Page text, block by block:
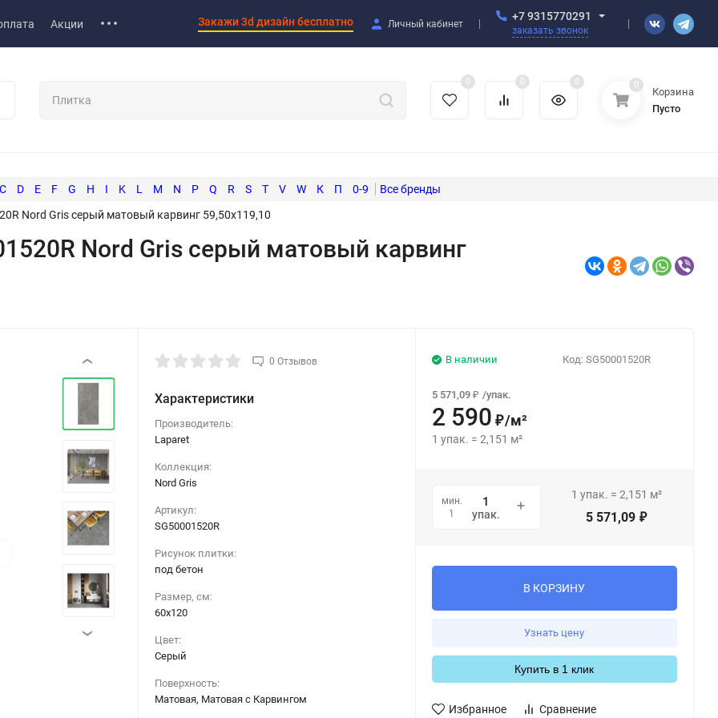
Акции Закажи 3d дизайн бесплатно Личный кабинет
+7 9315770291
заказать звонок
0 0 0 0
Корзина
Пусто
C D E F G H I K L M N P Q R S T V W К П
0-9
Nord Gris серый матовый карвинг 59,50x119,10
Nord Gris серый матовый карвинг
‹
›
0 Отзывов
Характеристики
Производитель:
Laparet
Коллекция:
Nord Gris
Артикул:
SG50001520R
Рисунок плитки:
под бетон
Размер, см:
60х120
Цвет:
Серый
Поверхность:
Матовая, Матовая с Карвингом
Код: SG50001520R
В наличии
5 571,09 ₽ /упак.
2 590 ₽/м²
1 упак. = 2,151 м²
мин.
1
упак.
1 упак. =2,151 м²
5 571,09 ₽
В КОРЗИНУ
Узнать цену
Купить в 1 клик
Избранное Сравнение